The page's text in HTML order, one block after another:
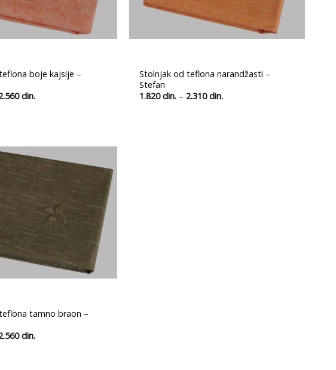
boje kajsije –
din.Распон
Stolnjak od teflona narandžasti –
Stefan
1.820din. – 2.310din.Распон
u
želja
tamno braon –
din.Распон